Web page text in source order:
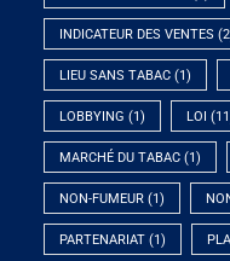
INDICATEUR DES VENTES
LIEU SANS TABAC(1)
LOBBYING (1) LOI
MARCHÉ DU TABAC(1)
NON-FUMEUR(1)
PARTENARIAT(1)